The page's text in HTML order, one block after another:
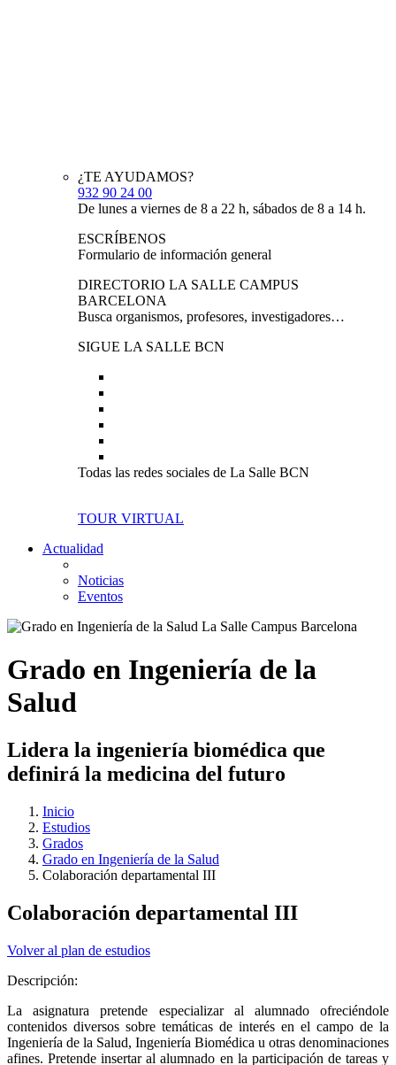
¿TE AYUDAMOS?
932 90 24 00
De lunes a viernes de 8 a 22 h, sábados de 8 a 14 h.
ESCRÍBENOS
Formulario de información general
DIRECTORIO LA SALLE CAMPUS
BARCELONA
Busca organismos, profesores, investigadores…
SIGUE LA SALLE BCN
Todas las redes sociales de La Salle BCN
TOUR VIRTUAL
Actualidad
Noticias
Eventos
Grado en Ingeniería de la
Salud
Lidera la ingeniería biomédica que
definirá la medicina del futuro
Inicio
Estudios
Grados
Grado en Ingeniería de la Salud
Colaboración departamental III
Colaboración departamental III
Volver al plan de estudios
Descripción:
La asignatura pretende especializar al alumnado ofreciéndole
contenidos diversos sobre temáticas de interés en el campo de la
Ingeniería de la Salud, Ingeniería Biomédica u otras denominaciones
afines. Pretende insertar al alumnado en la participación de tareas y